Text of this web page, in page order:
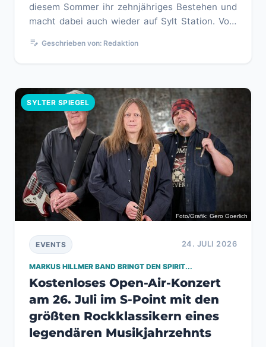
diesem Sommer ihr zehnjähriges Bestehen und
macht dabei auch wieder auf Sylt Station. Vom
edit_note Geschrieben von: Redaktion
SYLTER SPIEGEL
Foto/Grafik: Gero Goerlich
24. JULI 2026
EVENTS
MARKUS HILLMER BAND BRINGT DEN SPIRIT...
Kostenloses Open-Air-Konzert
am 26. Juli im S-Point mit den
größten Rockklassikern eines
legendären Musikjahrzehnts